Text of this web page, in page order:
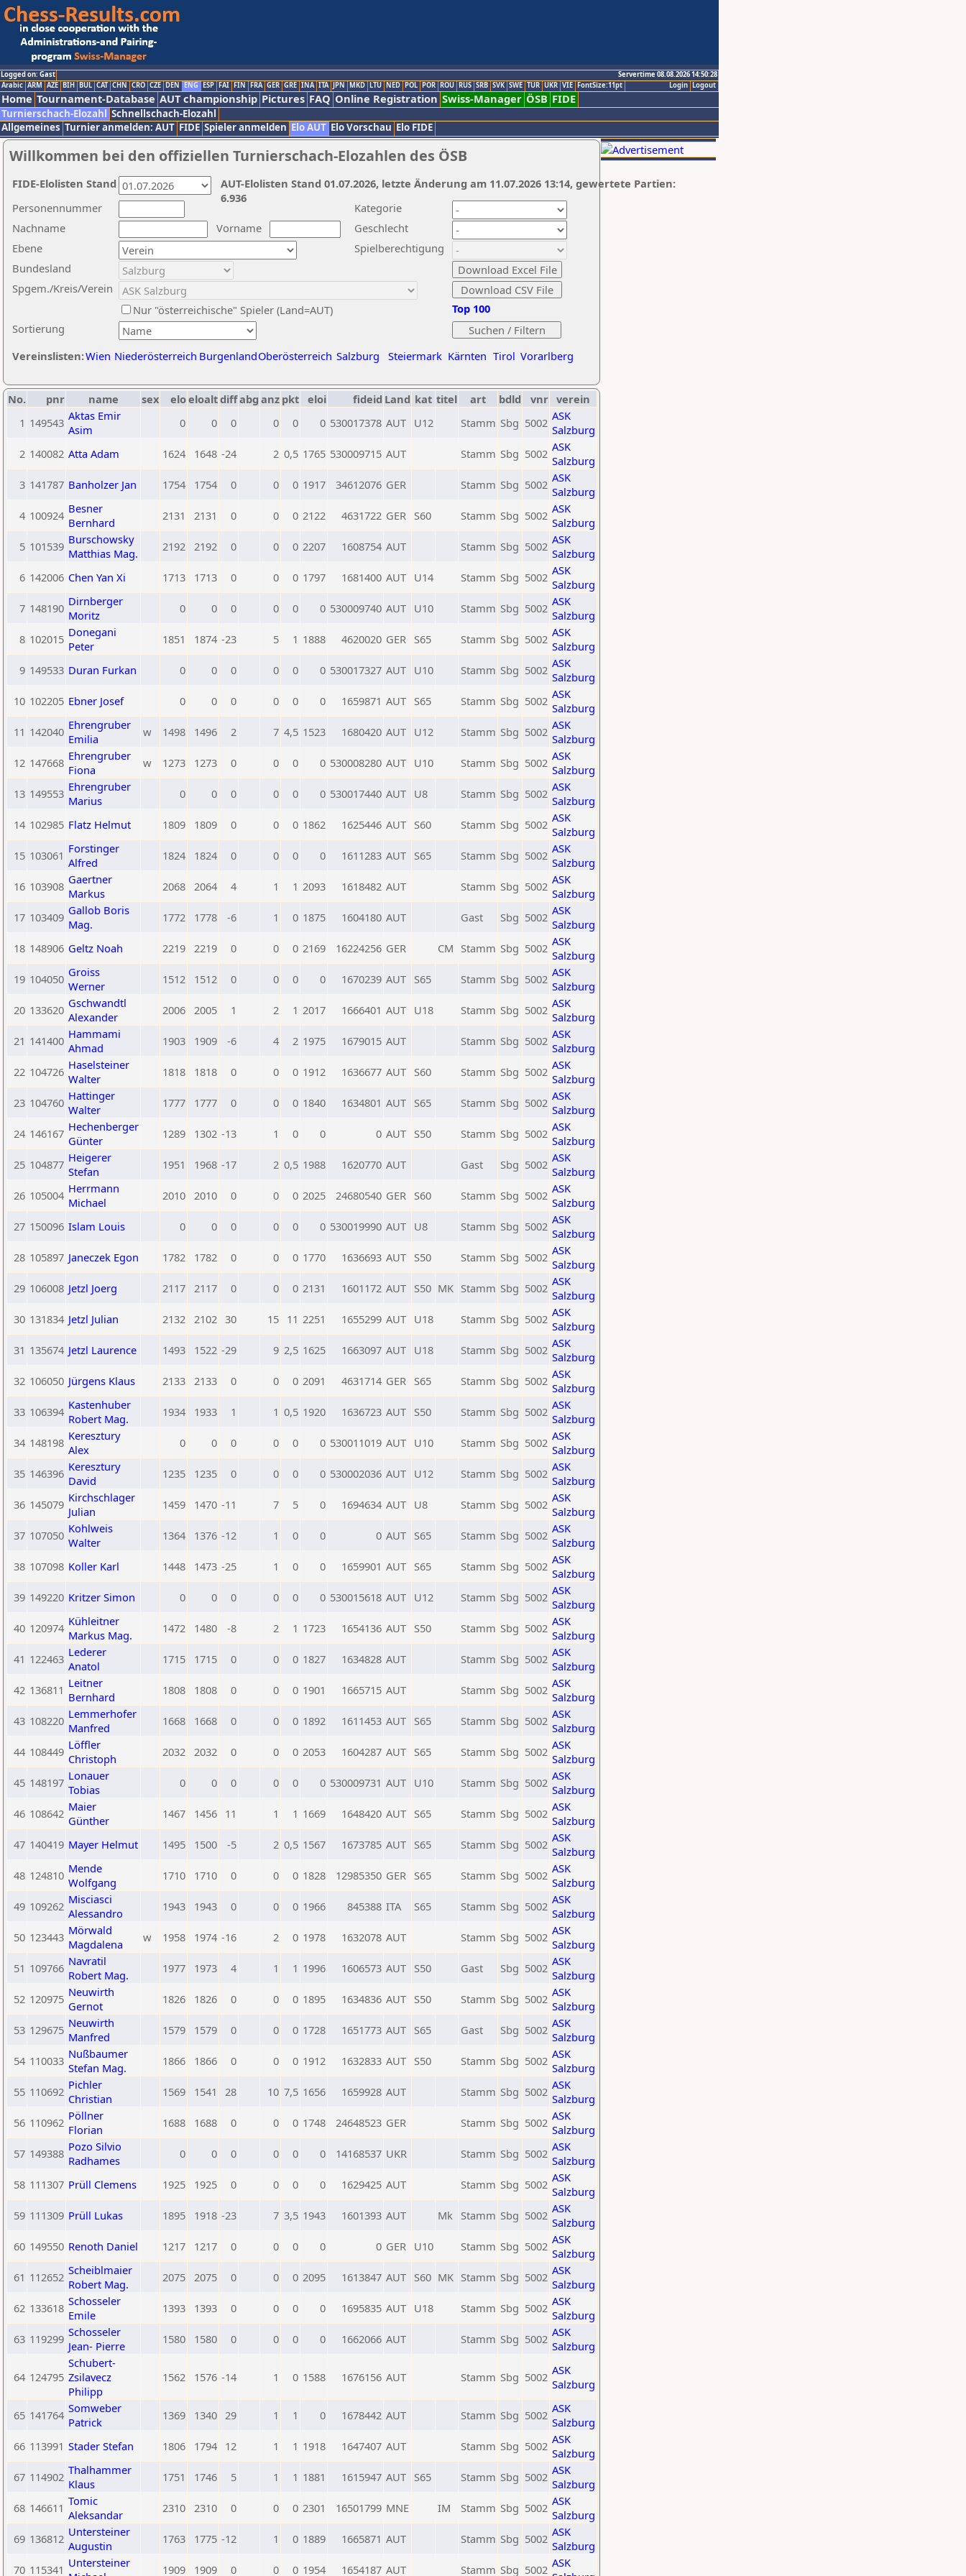
Logged on: Gast
Servertime 08.08.2026 14:50:28
Logout
Login
Arabic ARM AZE BIH BUL CAT CHN CRO CZE DEN ENG ESP FAI FIN FRA GER GRE INA ITA JPN MKD LTU NED POL POR ROU RUS SRB SVK SWE TUR UKR VIE FontSize:11pt
Home Tournament-Database AUT championship Pictures FAQ Online Registration Swiss-Manager ÖSB FIDE
Turnierschach-Elozahl Schnellschach-Elozahl
Allgemeines Turnier anmelden: AUT FIDE Spieler anmelden Elo AUT Elo Vorschau Elo FIDE
Willkommen bei den offiziellen Turnierschach-Elozahlen des ÖSB
Nachname
Vorname
Ebene
Kategorie
Sortierung
Personennummer
Bundesland
Spgem./Kreis/Verein
Geschlecht
Nur "österreichische" Spieler (Land=AUT)
Spielberechtigung
Vereinslisten:Wien Niederösterreich BurgenlandOberösterreich Salzburg Steiermark Kärnten Tirol Vorarlberg
Top 100
AUT-Elolisten Stand 01.07.2026, letzte Änderung am 11.07.2026 13:14, gewertete Partien:
6.936
FIDE-Elolisten Stand
No. pnr name sex eloeloaltdiffabg anz pkt eloi fideid Land kat titel art bdld vnr verein
1 149543 Aktas Emir
Asim
0 0 0 0 0 0 530017378 AUT U12 Stamm Sbg 5002 ASK
Salzburg
2 140082 Atta Adam 1624 1648 -24 2 0,5 1765 530009715 AUT Stamm Sbg 5002 ASK
Salzburg
3 141787 Banholzer Jan 1754 1754 0 0 0 1917 34612076 GER Stamm Sbg 5002 ASK
Salzburg
4 100924 Besner
Bernhard
2131 2131 0 0 0 2122 4631722 GER S60 Stamm Sbg 5002 ASK
Salzburg
5 101539 Burschowsky
Matthias Mag.
2192 2192 0 0 0 2207 1608754 AUT Stamm Sbg 5002 ASK
Salzburg
6 142006 Chen Yan Xi 1713 1713 0 0 0 1797 1681400 AUT U14 Stamm Sbg 5002 ASK
Salzburg
7 148190 Dirnberger
Moritz
0 0 0 0 0 0 530009740 AUT U10 Stamm Sbg 5002 ASK
Salzburg
8 102015 Donegani
Peter
1851 1874 -23 5 1 1888 4620020 GER S65 Stamm Sbg 5002 ASK
Salzburg
9 149533 Duran Furkan 0 0 0 0 0 0 530017327 AUT U10 Stamm Sbg 5002 ASK
Salzburg
10 102205 Ebner Josef 0 0 0 0 0 0 1659871 AUT S65 Stamm Sbg 5002 ASK
Salzburg
11 142040 Ehrengruber
Emilia
w 1498 1496 2 7 4,5 1523 1680420 AUT U12 Stamm Sbg 5002 ASK
Salzburg
12 147668 Ehrengruber
Fiona
w 1273 1273 0 0 0 0 530008280 AUT U10 Stamm Sbg 5002 ASK
Salzburg
13 149553 Ehrengruber
Marius
0 0 0 0 0 0 530017440 AUT U8 Stamm Sbg 5002 ASK
Salzburg
14 102985 Flatz Helmut 1809 1809 0 0 0 1862 1625446 AUT S60 Stamm Sbg 5002 ASK
Salzburg
15 103061 Forstinger
Alfred
1824 1824 0 0 0 0 1611283 AUT S65 Stamm Sbg 5002 ASK
Salzburg
16 103908 Gaertner
Markus
2068 2064 4 1 1 2093 1618482 AUT Stamm Sbg 5002 ASK
Salzburg
17 103409 Gallob Boris
Mag.
1772 1778 -6 1 0 1875 1604180 AUT Gast Sbg 5002 ASK
Salzburg
18 148906 Geltz Noah 2219 2219 0 0 0 2169 16224256 GER CM Stamm Sbg 5002 ASK
Salzburg
19 104050 Groiss
Werner
1512 1512 0 0 0 0 1670239 AUT S65 Stamm Sbg 5002 ASK
Salzburg
20 133620 Gschwandtl
Alexander
2006 2005 1 2 1 2017 1666401 AUT U18 Stamm Sbg 5002 ASK
Salzburg
21 141400 Hammami
Ahmad
1903 1909 -6 4 2 1975 1679015 AUT Stamm Sbg 5002 ASK
Salzburg
22 104726 Haselsteiner
Walter
1818 1818 0 0 0 1912 1636677 AUT S60 Stamm Sbg 5002 ASK
Salzburg
23 104760 Hattinger
Walter
1777 1777 0 0 0 1840 1634801 AUT S65 Stamm Sbg 5002 ASK
Salzburg
24 146167 Hechenberger
Günter
1289 1302 -13 1 0 0 0 AUT S50 Stamm Sbg 5002 ASK
Salzburg
25 104877 Heigerer
Stefan
1951 1968 -17 2 0,5 1988 1620770 AUT Gast Sbg 5002 ASK
Salzburg
26 105004 Herrmann
Michael
2010 2010 0 0 0 2025 24680540 GER S60 Stamm Sbg 5002 ASK
Salzburg
27 150096 Islam Louis 0 0 0 0 0 0 530019990 AUT U8 Stamm Sbg 5002 ASK
Salzburg
28 105897 Janeczek Egon 1782 1782 0 0 0 1770 1636693 AUT S50 Stamm Sbg 5002 ASK
Salzburg
29 106008 Jetzl Joerg 2117 2117 0 0 0 2131 1601172 AUT S50 MK Stamm Sbg 5002 ASK
Salzburg
30 131834 Jetzl Julian 2132 2102 30 15 11 2251 1655299 AUT U18 Stamm Sbg 5002 ASK
Salzburg
31 135674 Jetzl Laurence 1493 1522 -29 9 2,5 1625 1663097 AUT U18 Stamm Sbg 5002 ASK
Salzburg
32 106050 Jürgens Klaus 2133 2133 0 0 0 2091 4631714 GER S65 Stamm Sbg 5002 ASK
Salzburg
33 106394 Kastenhuber
Robert Mag.
1934 1933 1 1 0,5 1920 1636723 AUT S50 Stamm Sbg 5002 ASK
Salzburg
34 148198 Keresztury
Alex
0 0 0 0 0 0 530011019 AUT U10 Stamm Sbg 5002 ASK
Salzburg
35 146396 Keresztury
David
1235 1235 0 0 0 0 530002036 AUT U12 Stamm Sbg 5002 ASK
Salzburg
36 145079 Kirchschlager
Julian
1459 1470 -11 7 5 0 1694634 AUT U8 Stamm Sbg 5002 ASK
Salzburg
37 107050 Kohlweis
Walter
1364 1376 -12 1 0 0 0 AUT S65 Stamm Sbg 5002 ASK
Salzburg
38 107098 Koller Karl 1448 1473 -25 1 0 0 1659901 AUT S65 Stamm Sbg 5002 ASK
Salzburg
39 149220 Kritzer Simon 0 0 0 0 0 0 530015618 AUT U12 Stamm Sbg 5002 ASK
Salzburg
40 120974 Kühleitner
Markus Mag.
1472 1480 -8 2 1 1723 1654136 AUT S50 Stamm Sbg 5002 ASK
Salzburg
41 122463 Lederer
Anatol
1715 1715 0 0 0 1827 1634828 AUT Stamm Sbg 5002 ASK
Salzburg
42 136811 Leitner
Bernhard
1808 1808 0 0 0 1901 1665715 AUT Stamm Sbg 5002 ASK
Salzburg
43 108220 Lemmerhofer
Manfred
1668 1668 0 0 0 1892 1611453 AUT S65 Stamm Sbg 5002 ASK
Salzburg
44 108449 Löffler
Christoph
2032 2032 0 0 0 2053 1604287 AUT S65 Stamm Sbg 5002 ASK
Salzburg
45 148197 Lonauer
Tobias
0 0 0 0 0 0 530009731 AUT U10 Stamm Sbg 5002 ASK
Salzburg
46 108642 Maier
Günther
1467 1456 11 1 1 1669 1648420 AUT S65 Stamm Sbg 5002 ASK
Salzburg
47 140419 Mayer Helmut 1495 1500 -5 2 0,5 1567 1673785 AUT S65 Stamm Sbg 5002 ASK
Salzburg
48 124810 Mende
Wolfgang
1710 1710 0 0 0 1828 12985350 GER S65 Stamm Sbg 5002 ASK
Salzburg
49 109262 Misciasci
Alessandro
1943 1943 0 0 0 1966 845388 ITA S65 Stamm Sbg 5002 ASK
Salzburg
50 123443 Mörwald
Magdalena
w 1958 1974 -16 2 0 1978 1632078 AUT Stamm Sbg 5002 ASK
Salzburg
51 109766 Navratil
Robert Mag.
1977 1973 4 1 1 1996 1606573 AUT S50 Gast Sbg 5002 ASK
Salzburg
52 120975 Neuwirth
Gernot
1826 1826 0 0 0 1895 1634836 AUT S50 Stamm Sbg 5002 ASK
Salzburg
53 129675 Neuwirth
Manfred
1579 1579 0 0 0 1728 1651773 AUT S65 Gast Sbg 5002 ASK
Salzburg
54 110033 Nußbaumer
Stefan Mag.
1866 1866 0 0 0 1912 1632833 AUT S50 Stamm Sbg 5002 ASK
Salzburg
55 110692 Pichler
Christian
1569 1541 28 10 7,5 1656 1659928 AUT Stamm Sbg 5002 ASK
Salzburg
56 110962 Pöllner
Florian
1688 1688 0 0 0 1748 24648523 GER Stamm Sbg 5002 ASK
Salzburg
57 149388 Pozo Silvio
Radhames
0 0 0 0 0 0 14168537 UKR Stamm Sbg 5002 ASK
Salzburg
58 111307 Prüll Clemens 1925 1925 0 0 0 0 1629425 AUT Stamm Sbg 5002 ASK
Salzburg
59 111309 Prüll Lukas 1895 1918 -23 7 3,5 1943 1601393 AUT Mk Stamm Sbg 5002 ASK
Salzburg
60 149550 Renoth Daniel 1217 1217 0 0 0 0 0 GER U10 Stamm Sbg 5002 ASK
Salzburg
61 112652 Scheiblmaier
Robert Mag.
2075 2075 0 0 0 2095 1613847 AUT S60 MK Stamm Sbg 5002 ASK
Salzburg
62 133618 Schosseler
Emile
1393 1393 0 0 0 0 1695835 AUT U18 Stamm Sbg 5002 ASK
Salzburg
63 119299 Schosseler
Jean- Pierre
1580 1580 0 0 0 0 1662066 AUT Stamm Sbg 5002 ASK
Salzburg
64 124795
Schubert-
Zsilavecz
Philipp
1562 1576 -14 1 0 1588 1676156 AUT Stamm Sbg 5002 ASK
Salzburg
65 141764 Somweber
Patrick
1369 1340 29 1 1 0 1678442 AUT Stamm Sbg 5002 ASK
Salzburg
66 113991 Stader Stefan 1806 1794 12 1 1 1918 1647407 AUT Stamm Sbg 5002 ASK
Salzburg
67 114902 Thalhammer
Klaus
1751 1746 5 1 1 1881 1615947 AUT S65 Stamm Sbg 5002 ASK
Salzburg
68 146611 Tomic
Aleksandar
2310 2310 0 0 0 2301 16501799 MNE IM Stamm Sbg 5002 ASK
Salzburg
69 136812 Untersteiner
Augustin
1763 1775 -12 1 0 1889 1665871 AUT Stamm Sbg 5002 ASK
Salzburg
70 115341 Untersteiner
1909 1909 0 0 0 1954 1654187 AUT Stamm Sbg 5002 ASK